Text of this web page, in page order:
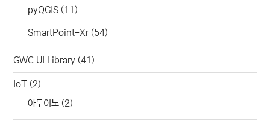
pyQGIS (11)
SmartPoint-Xr(54)
GWC UI Library (41)
IoT (2)
아두이노 (2)